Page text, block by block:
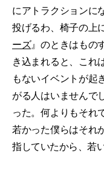
にアトラクションに
投げるわ、椅子の上
ーズ』のときはもの
き込まれると、これ
もないイベントが起
がる人はいませんで
った。何よりもそれ
若かった僕らはそれ
指していたから、若